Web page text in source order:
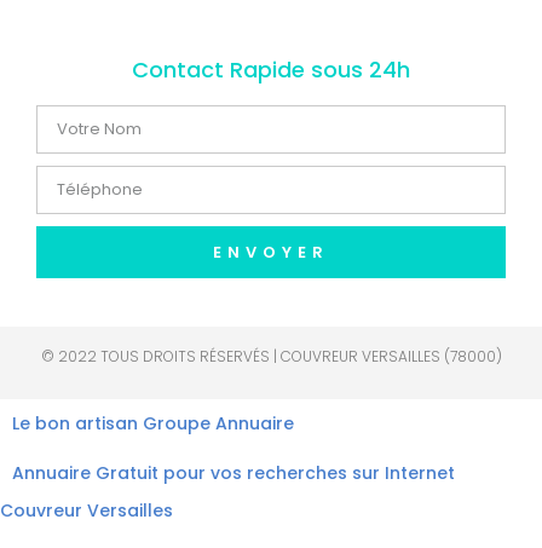
Contact Rapide sous 24h
ENVOYER
© 2022 TOUS DROITS RÉSERVÉS | COUVREUR VERSAILLES (78000)
Le bon artisan Groupe Annuaire
Annuaire Gratuit pour vos recherches sur Internet
Couvreur Versailles